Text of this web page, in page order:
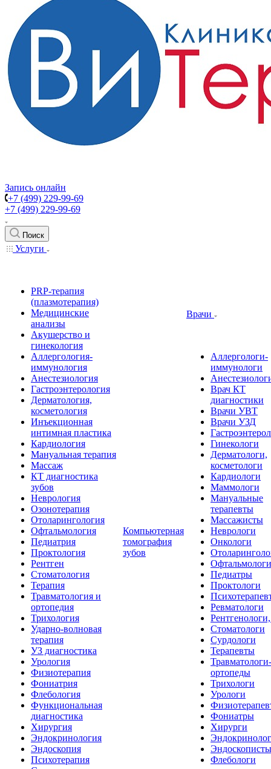
Запись онлайн
+7 (499) 229-99-69
+7 (499) 229-99-69
Поиск
Услуги
PRP-терапия
(плазмотерапия)
Медицинские
анализы
Акушерство и
гинекология
Аллергология-
иммунология
Анестезиология
Гастроэнтерология
Дерматология,
косметология
Инъекционная
интимная пластика
Кардиология
Мануальная терапия
Массаж
КТ диагностика
зубов
Неврология
Озонотерапия
Отоларингология
Офтальмология
Педиатрия
Проктология
Рентген
Стоматология
Терапия
Травматология и
ортопедия
Трихология
Ударно-волновая
терапия
УЗ диагностика
Урология
Физиотерапия
Фониатрия
Флебология
Функциональная
диагностика
Хирургия
Эндокринология
Эндоскопия
Психотерапия
Компьютерная
томография
зубов
Врачи
Аллергологи-
иммунологи
Врач КТ
диагностики
Врачи УВТ
Врачи УЗД
Гинекологи
Дерматологи,
косметологи
Кардиологи
Маммологи
Мануальные
терапевты
Массажисты
Неврологи
Онкологи
Офтальмологи
Педиатры
Проктологи
Ревматологи
Стоматологи
Сурдологи
Терапевты
Травматологи-
ортопеды
Трихологи
Урологи
Фониатры
Хирурги
Эндоскописты
Флебологи